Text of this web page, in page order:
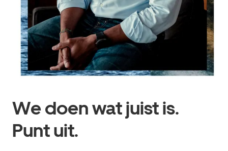
We doen wat juist is.
Punt uit.